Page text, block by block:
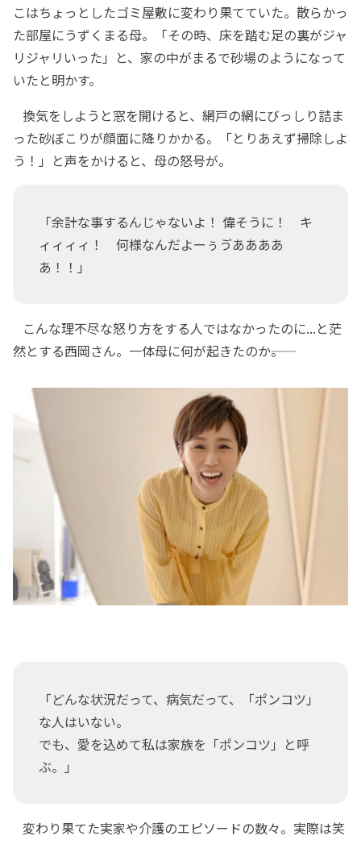
こはちょっとしたゴミ屋敷に変わり果てていた。散らかっ
た部屋にうずくまる母。「その時、床を踏む足の裏がジャ
リジャリいった」と、家の中がまるで砂場のようになって
いたと明かす。
換気をしようと窓を開けると、網戸の網にびっしり詰ま
った砂ぼこりが顔面に降りかかる。「とりあえず掃除しよ
う！」と声をかけると、母の怒号が。
「余計な事するんじゃないよ！ 偉そうに！ キ
ィィィィ！ 何様なんだよーぅゔああああ
あ！！」
こんな理不尽な怒り方をする人ではなかったのに...と茫
然とする西岡さん。一体母に何が起きたのか――。
「どんな状況だって、病気だって、「ポンコツ」
な人はいない。
でも、愛を込めて私は家族を「ポンコツ」と呼
ぶ。」
変わり果てた実家や介護のエピソードの数々。実際は笑